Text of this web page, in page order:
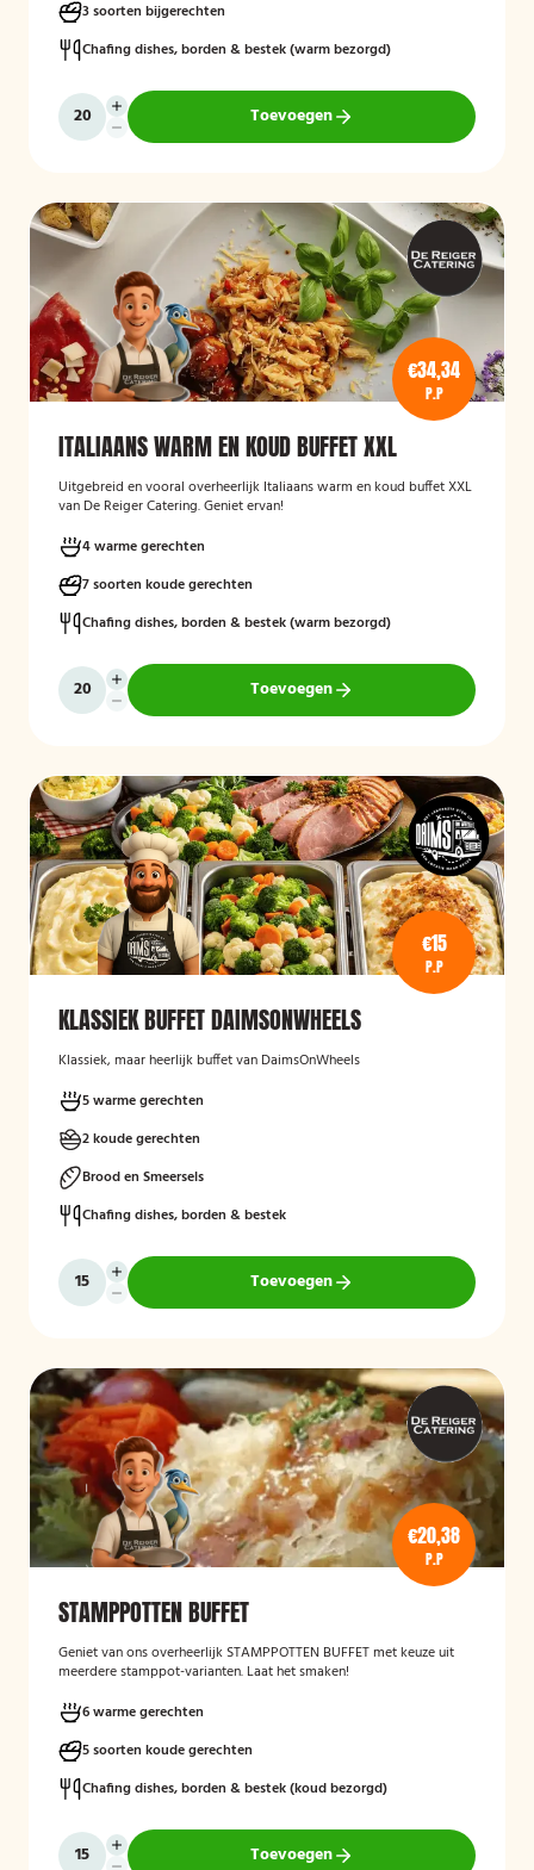
3 soorten bijgerechten
Chafing dishes, borden & bestek (warm bezorgd)
Toevoegen
€34,34
P.P
ITALIAANS WARM EN KOUD BUFFET XXL
Uitgebreid en vooral overheerlijk Italiaans warm en koud buffet XXL
van De Reiger Catering. Geniet ervan!
4 warme gerechten
7 soorten koude gerechten
Chafing dishes, borden & bestek (warm bezorgd)
Toevoegen
€15
P.P
KLASSIEK BUFFET DAIMSONWHEELS
Klassiek, maar heerlijk buffet van DaimsOnWheels
5 warme gerechten
2 koude gerechten
Brood en Smeersels
Chafing dishes, borden & bestek
Toevoegen
€20,38
P.P
STAMPPOTTEN BUFFET
Geniet van ons overheerlijk STAMPPOTTEN BUFFET met keuze uit
meerdere stamppot-varianten. Laat het smaken!
6 warme gerechten
5 soorten koude gerechten
Chafing dishes, borden & bestek (koud bezorgd)
Toevoegen